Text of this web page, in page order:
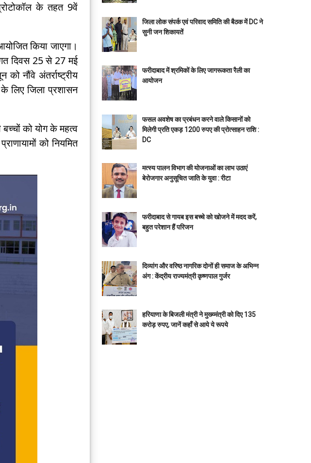
के तहत 9वें
किया जाएगा।
दिवस 25 से 27 मई
नौंवे अंतर्राष्ट्रीय
लिए जिला प्रशासन
को योग के महत्व
को नियमित
जिला लोक संपर्क एवं परिवाद समिति की बैठक में DC ने
सुनी जन शिकायतें
फरीदाबाद में श्रमिकों के लिए जागरूकता रैली का
आयोजन
फसल अवशेष का प्रबंधन करने वाले किसानों को
मिलेगी प्रति एकड़ 1200 रुपए की प्रोत्साहन राशि :
DC
मत्स्य पालन विभाग की योजनाओं का लाभ उठाएं
बेरोजगार अनुसूचित जाति के युवा : रीटा
फरीदाबाद से गायब इस बच्चे को खोजने में मदद करें,
बहुत परेशान हैं परिजन
दिव्यांग और वरिष्ठ नागरिक दोनों ही समाज के अभिन्न
अंग : केंद्रीय राज्यमंत्री कृष्णपाल गुर्जर
हरियाणा के बिजली मंत्री ने मुख्य्मंत्री को दिए 135
करोड़ रुपए, जानें कहाँ से आये ये रूपये